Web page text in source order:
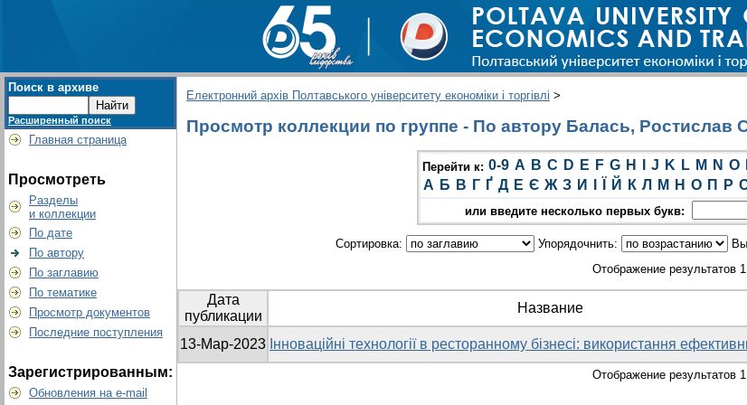
Поиск в архиве
Расширенный поиск
Главная страница
Просмотреть
Разделы
и коллекции
По дате
По автору
По заглавию
По тематике
Просмотр документов
Последние поступления
Зарегистрированным:
Обновления на e-mail
Електронний архів Полтавського університету економіки і торгівлі >
Просмотр коллекции по группе - По автору Балась, Ростислав
Перейти к: 0-9 A B C D E F G H J K L M N O
А Б В Г Ґ Д Е Є Ж З И Й К Л М Н О П Р
или введите несколько первых букв:
Сортировка: Упорядочнить:
Отображение результатов
Дата
публикации
Название
13-Мар-2023 Інноваційні технології в ресторанному бізнесі: використання
Отображение результатов